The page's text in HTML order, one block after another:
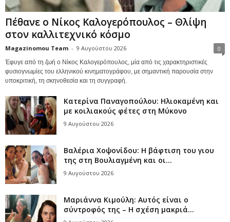
Πέθανε ο Νίκος Καλογερόπουλος – Θλίψη
στον καλλιτεχνικό κόσμο
Magazinomou Team - 9 Αυγούστου 2026 0
Έφυγε από τη ζωή ο Νίκος Καλογερόπουλος, μία από τις χαρακτηριστικές
φυσιογνωμίες του ελληνικού κινηματογράφου, με σημαντική παρουσία στην
υποκριτική, τη σκηνοθεσία και τη συγγραφή.
Κατερίνα Παναγοπούλου: Ηλιοκαμένη και
με κοιλιακούς φέτες στη Μύκονο
9 Αυγούστου 2026
Βαλέρια Χοψονίδου: Η βάφτιση του γιου
της στη Βουλιαγμένη και οι...
9 Αυγούστου 2026
Μαριάννα Κιμούλη: Αυτός είναι ο
σύντροφός της – Η σχέση μακριά...